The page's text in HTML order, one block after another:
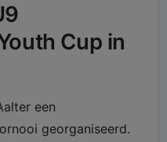
Cup in
een
georganiseerd.